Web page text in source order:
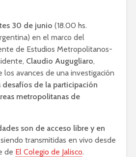
30 de junio (18.00 hs.
en el marco del
de Estudios Metropolitanos-
Claudio Augugliaro,
los avances de una investigación
desafíos de la participación
metropolitanas de
son de acceso libre y en
siendo transmitidas en vivo desde
de El Colegio de Jalisco.